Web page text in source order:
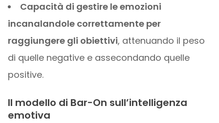
Capacità di gestire le emozioni
incanalandole correttamente per
raggiungere gli obiettivi, attenuando il peso
di quelle negative e assecondando quelle
positive.
Il modello di Bar-On sull’intelligenza
emotiva